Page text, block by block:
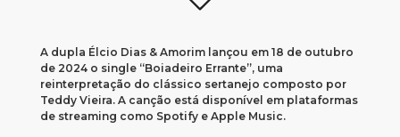
A dupla Élcio Dias & Amorim lançou em 18 de outubro
de 2024 o single “Boiadeiro Errante”, uma
reinterpretação do clássico sertanejo composto por
Teddy Vieira. A canção está disponível em plataformas
de streaming como Spotify e Apple Music.​